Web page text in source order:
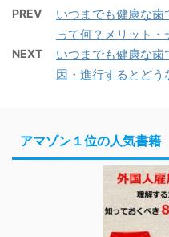
PREV
いつまでも健康な
って何？メリット・
NEXT
いつまでも健康な
因・進行するとどう
アマゾン１位の人気書籍